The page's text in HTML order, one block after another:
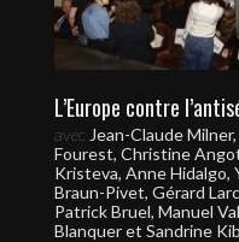
L’Europe contre
avec Jean-Claude
Fourest, Christine
Kristeva, Anne Hidalgo,
Braun-Pivet, Gérard
Patrick Bruel, Manuel
Blanquer et Sandrine